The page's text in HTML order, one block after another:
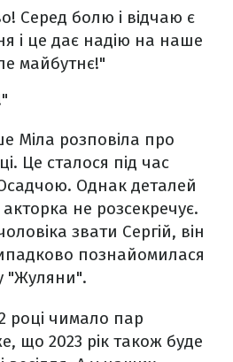
Серед болю і відчаю є
і це дає надію на наше
майбутнє!"
Міла розповіла про
Це сталося під час
Однак деталей
не розсекречує.
звати Сергій, він
познайомилася
"Жуляни".
році чимало пар
що 2023 рік також буде